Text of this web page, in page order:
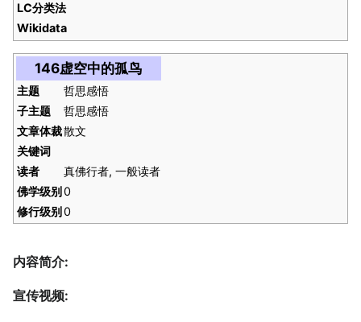
LC分类法
Wikidata
146虚空中的孤鸟
主题
哲思感悟
子主题
哲思感悟
文章体裁散文
关键词
读者
真佛行者, 一般读者
佛学级别0
修行级别0
内容简介:
宣传视频: